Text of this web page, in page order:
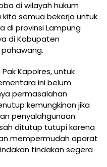
di wilayah hukum
semua bekerja untuk
di provinsi Lampung
di Kabupaten
Kapolres, untuk
ini belum
permasalahan
kemungkinan jika
penyalahgunaan
ditutup tutupi karena
mempermudah aparat
tindakan segera